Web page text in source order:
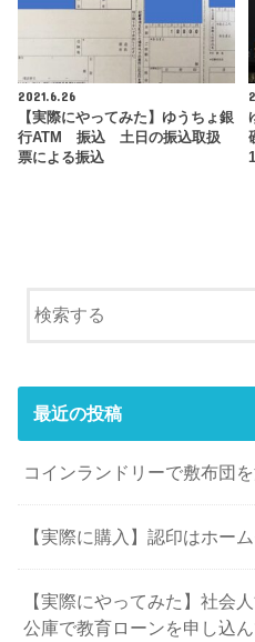
2021.6.26
【実際にやってみた】ゆうちょ銀
行ATM 振込 土日の振込取扱
票による振込
最近の投稿
コインランドリーで敷布団
【実際に購入】認印はホー
【実際にやってみた】社
公庫で教育ローンを申し込ん